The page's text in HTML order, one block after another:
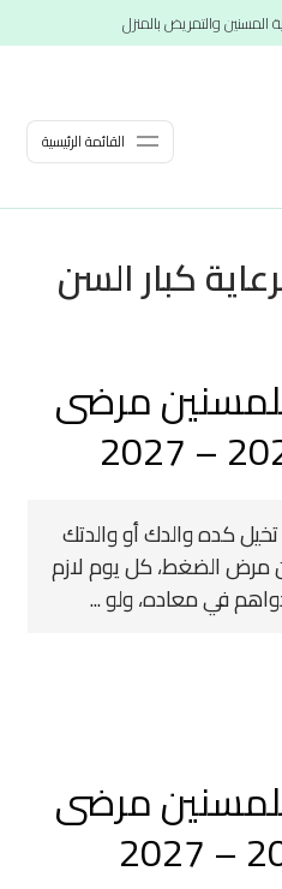
والتمريض بالمنزل
القائمة الرئيسية
كبار السن
مرضى
كده والدك أو والدتك
مرض الضغط، كل يوم لازم
في معاده، ولو ...
مرضى